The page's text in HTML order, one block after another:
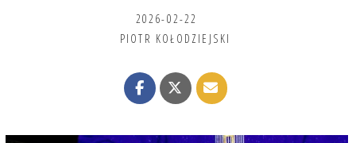
2026-02-22
PIOTR KOŁODZIEJSKI